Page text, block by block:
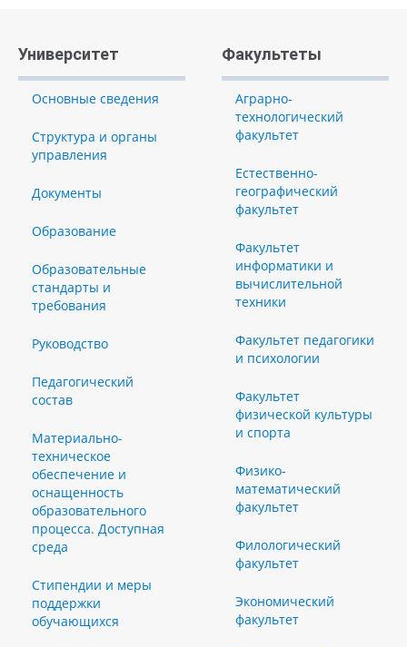
Университет
Основные сведения
Структура и органы
управления
Документы
Образование
Образовательные
стандарты и
требования
Руководство
Педагогический
состав
Материально-
техническое
обеспечение и
оснащенность
образовательного
процесса. Доступная
среда
Стипендии и меры
поддержки
обучающихся
Факультеты
Аграрно-
технологический
факультет
Естественно-
географический
факультет
Факультет
информатики и
вычислительной
техники
Факультет педагогики
и психологии
Факультет
физической культуры
и спорта
Физико-
математический
факультет
Филологический
факультет
Экономический
факультет